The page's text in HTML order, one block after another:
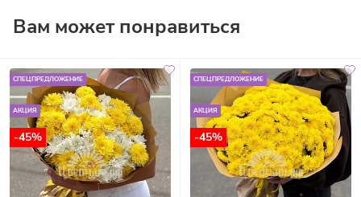
Вам может понравиться
-45%
СПЕЦПРЕДЛОЖЕНИЕ
АКЦИЯ
-45%
СПЕЦПРЕДЛОЖЕНИЕ
АКЦИЯ